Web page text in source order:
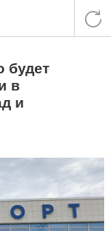
будет
в
и